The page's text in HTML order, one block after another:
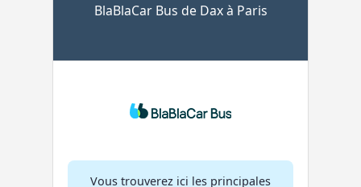
BlaBlaCar Bus de Dax à Paris
Vous trouverez ici les principales